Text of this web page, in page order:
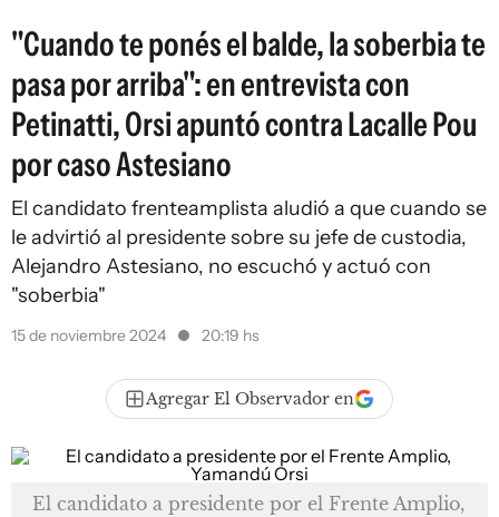
"Cuando te ponés el balde, la soberbia te
pasa por arriba": en entrevista con
Petinatti, Orsi apuntó contra Lacalle Pou
por caso Astesiano
El candidato frenteamplista aludió a que cuando se
le advirtió al presidente sobre su jefe de custodia,
Alejandro Astesiano, no escuchó y actuó con
"soberbia"
15 de noviembre 2024 20:19 hs
Agregar El Observador en
El candidato a presidente por el Frente Amplio,